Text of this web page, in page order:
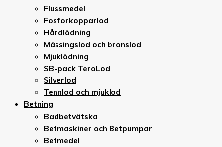
Flussmedel
Fosforkopparlod
Hårdlödning
Mässingslod och bronslod
Mjuklödning
SB-pack TeroLod
Silverlod
Tennlod och mjuklod
Betning
Badbetvätska
Betmaskiner och Betpumpar
Betmedel